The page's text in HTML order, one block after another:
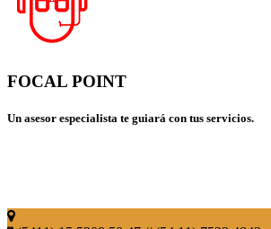
FOCAL POINT
Un asesor especialista te guiará con tus servicios.